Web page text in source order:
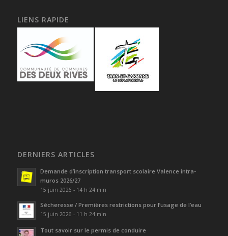
LIENS RAPIDE
DERNIERS ARTICLES
Demande d’inscription transport scolaire Valence intra-
muros 2026/27
15 juin 2026 - 14 h 24 min
Sécheresse / Premières restrictions pour l’usage de l’eau
15 juin 2026 - 11 h 24 min
Tout savoir sur le permis de conduire